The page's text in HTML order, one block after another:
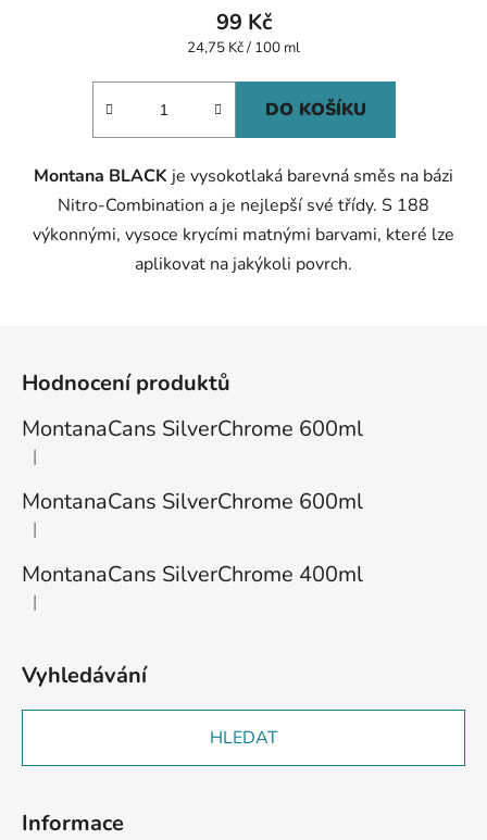
99 Kč
Měrná
24,75 Kč / 100 ml
DO KOŠÍKU
Montana BLACK je vysokotlaká barevná směs na bázi
Nitro-Combination a je nejlepší své třídy. S 188
výkonnými, vysoce krycími matnými barvami, které lze
aplikovat na jakýkoli povrch.
Hodnocení produktů
MontanaCans SilverChrome 600ml
Hodnocení produktu je 1 z 5 hvězdiček.
|
MontanaCans SilverChrome 600ml
Hodnocení produktu je 3 z 5 hvězdiček.
|
MontanaCans SilverChrome 400ml
Hodnocení produktu je 2 z 5 hvězdiček.
|
Vyhledávání
HLEDAT
Informace